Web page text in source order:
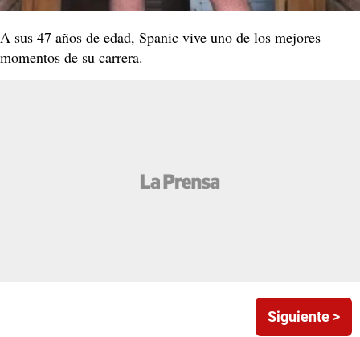
A sus 47 años de edad, Spanic vive uno de los mejores
momentos de su carrera.
Siguiente >